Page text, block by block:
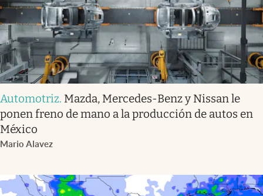
Automotriz. Mazda, Mercedes-Benz y Nissan le
ponen freno de mano a la producción de autos en
México
Mario Alavez